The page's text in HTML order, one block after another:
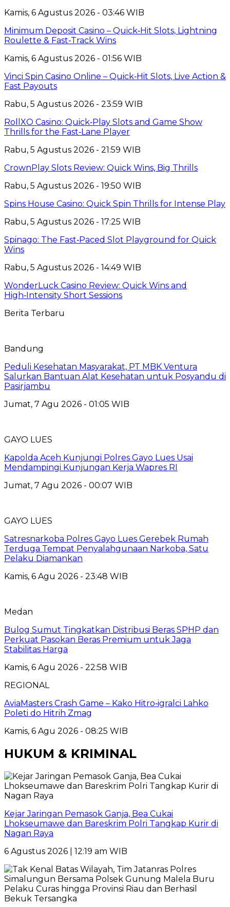
Kamis, 6 Agustus 2026 - 03:46 WIB
Minimum Deposit Casino – Quick‑Hit Slots, Lightning
Roulette & Fast‑Track Wins
Kamis, 6 Agustus 2026 - 01:56 WIB
Vinci Spin Casino Online – Quick‑Hit Slots, Live Action &
Fast Payouts
Rabu, 5 Agustus 2026 - 23:59 WIB
RollXO Casino: Quick‑Play Slots and Game Show
Thrills for the Fast‑Lane Player
Rabu, 5 Agustus 2026 - 21:59 WIB
CrownPlay Slots Review: Quick Wins, Big Thrills
Rabu, 5 Agustus 2026 - 19:50 WIB
Spins House Casino: Quick Spin Thrills for Intense Play
Rabu, 5 Agustus 2026 - 17:25 WIB
Spinago: The Fast‑Paced Slot Playground for Quick
Wins
Rabu, 5 Agustus 2026 - 14:49 WIB
WonderLuck Casino Review: Quick Wins and
High‑Intensity Short Sessions
Berita Terbaru
Bandung
Peduli Kesehatan Masyarakat, PT MBK Ventura
Salurkan Bantuan Alat Kesehatan untuk Posyandu di
Pasirjambu
Jumat, 7 Agu 2026 - 01:05 WIB
GAYO LUES
Kapolda Aceh Kunjungi Polres Gayo Lues Usai
Mendampingi Kunjungan Kerja Wapres RI
Jumat, 7 Agu 2026 - 00:07 WIB
GAYO LUES
Satresnarkoba Polres Gayo Lues Gerebek Rumah
Terduga Tempat Penyalahgunaan Narkoba, Satu
Pelaku Diamankan
Kamis, 6 Agu 2026 - 23:48 WIB
Medan
Bulog Sumut Tingkatkan Distribusi Beras SPHP dan
Perkuat Pasokan Beras Premium untuk Jaga
Stabilitas Harga
Kamis, 6 Agu 2026 - 22:58 WIB
REGIONAL
AviaMasters Crash Game – Kako Hitro‑igralci Lahko
Poleti do Hitrih Zmag
Kamis, 6 Agu 2026 - 08:25 WIB
HUKUM & KRIMINAL
Kejar Jaringan Pemasok Ganja, Bea Cukai
Lhokseumawe dan Bareskrim Polri Tangkap Kurir di
Nagan Raya
6 Agustus 2026 | 12:19 am WIB